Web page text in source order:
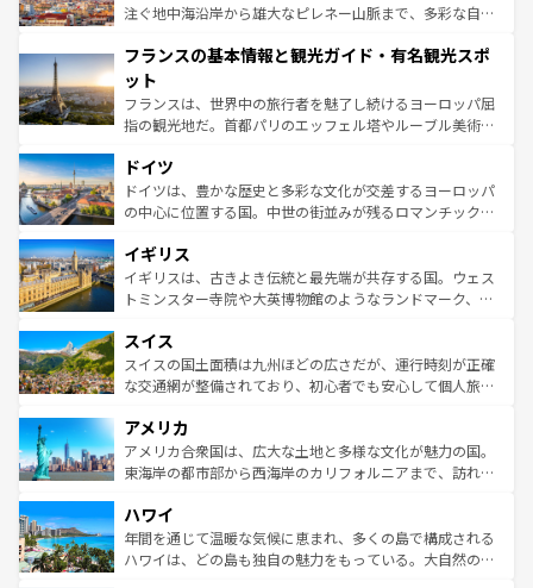
ピザやパスタなど、絶品のイタリア料理を堪能することも
ませてくれるイタリアで、忘れられない旅をしてみよう！
なお、新着のイタリア情報は
しい。
注ぐ地中海沿岸から雄大なピレネー山脈まで、多彩な自然
文化が根付くこの国では、情熱的なフラメンコ、熱気あふ
れる闘牛、そして美味しいタパスが生活の一部となってい
る。首都マドリードの洗練された雰囲気や、バルセロナの
アートに溢れた街角から、地方では古代ローマ遺跡や中世
せる。地方によって風土や気候が異なるスペインはその個
性で訪れる人を魅了する。 なお、新着のスペイン情報は コ
ンテンツ一覧を参照してほしい。
フランスの基本情報と観光ガイド・有名観光スポ
ット
フランスは、世界中の旅行者を魅了し続けるヨーロッパ屈
指の観光地だ。首都パリのエッフェル塔やルーブル美術館
で、幅広い魅力が詰まっている。華麗な宮殿、歴史的な大
聖堂、美しいビーチ、そして豊かな自然が、訪れる者を心
から魅了する。また、フランスは美食の国としても知ら
いる。シャンパンの発祥地であるランス、プロヴァンスの
香り高いラベンダー畑など、多彩な楽しみ方が可能だ。さ
らに、パリ以外の地域にも魅力が溢れており、どの街角に
れる地方に足を運ぶとそれぞれで全く異なる文化を体験で
きるだろう。 なお、新着のフランス情報はコンテンツ一覧
を参照してほしい。
ドイツ
ドイツは、豊かな歴史と多彩な文化が交差するヨーロッパ
の中心に位置する国。中世の街並みが残るロマンチック街
顔を持つこの国は、どこを歩いても飽きることがない。ベ
ルリンの文化的活気、バイエルン州のアルプスの絶景、そ
してライン川沿いのワイン畑といった風景は必見。ビール
は、お酒好きな人にはぜひ体験してほしい。 なお、新着の
ドイツ情報はコンテンツ一覧を参照してほしい。
イギリス
イギリスは、古きよき伝統と最先端が共存する国。ウェス
トミンスター寺院や大英博物館のようなランドマーク、歴
リアごとに異なる魅力がある。また、優雅なアフタヌーン
ティー、ビール好きにはたまらない英国パブ、サッカー観
戦など、本場だからこそできる体験も豊富。イギリスを旅
ンツ一覧を参照してほしい。
スイス
スイスの国土面積は九州ほどの広さだが、運行時刻が正確
な交通網が整備されており、初心者でも安心して個人旅行
の建物がそのまま残る町や、スイスならではのユニークな
博物館もあり、アルプス観光だけでなく町歩きも満喫する
ことができる。国民の所得が高いため物価も高いが、旅行
ば市内交通費無料で観光を楽しむこともできる。 なお、新
着のスイス情報はコンテンツ一覧 を参照してほしい。
アメリカ
アメリカ合衆国は、広大な土地と多様な文化が魅力の国。
東海岸の都市部から西海岸のカリフォルニアまで、訪れる
のような巨大都市は、観光、ショッピング、エンターテイ
ンメントが詰まった刺激的なスポットだ。一方、アメリカ
西部には大自然が広がり、グランドキャニオンやイエロー
ハワイ
年間を通じて温暖な気候に恵まれ、多くの島で構成される
ハワイは、どの島も独自の魅力をもっている。大自然の神